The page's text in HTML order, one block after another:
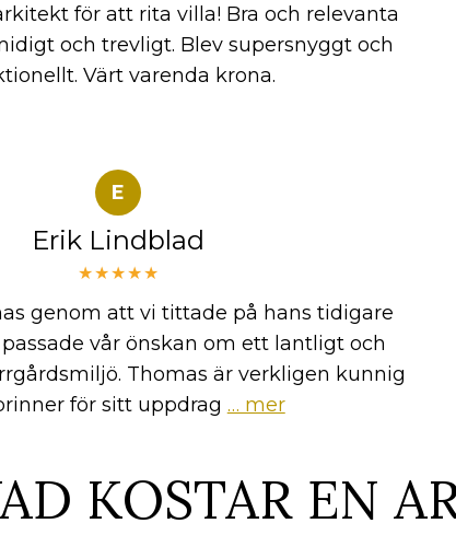
för att rita villa! Bra och relevanta
och trevligt. Blev supersnyggt och
Värt varenda krona.
E
Erik Lindblad
★★★★★
genom att vi tittade på hans tidigare
vår önskan om ett lantligt och
Thomas är verkligen kunnig
för sitt uppdrag … mer
KOSTAR EN